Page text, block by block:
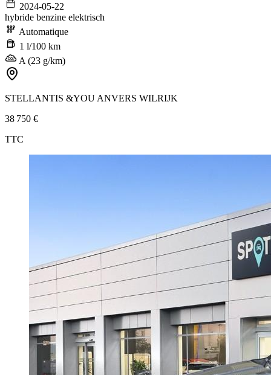
2024-05-22
hybride benzine elektrisch
Automatique
1 l/100 km
A (23 g/km)
STELLANTIS &YOU ANVERS WILRIJK
38 750 €
TTC